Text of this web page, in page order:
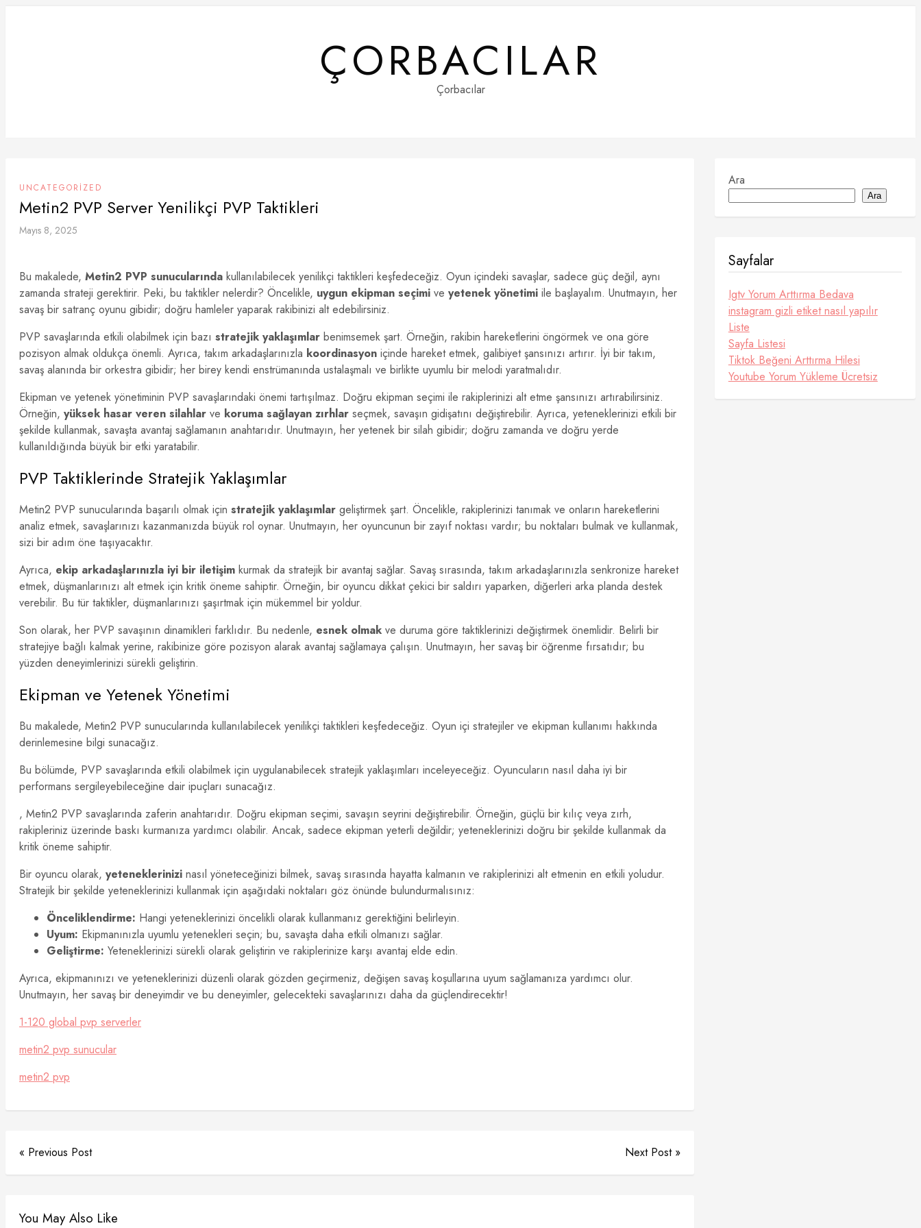
ÇORBACILAR
Çorbacılar
UNCATEGORIZED
Metin2 PVP Server Yenilikçi PVP Taktikleri
Mayıs 8, 2025
Bu makalede, Metin2 PVP sunucularında kullanılabilecek yenilikçi taktikleri keşfedeceğiz. Oyun içindeki savaşlar, sadece güç değil, aynı
zamanda strateji gerektirir. Peki, bu taktikler nelerdir? Öncelikle, uygun ekipman seçimi ve yetenek yönetimi ile başlayalım. Unutmayın, her
savaş bir satranç oyunu gibidir; doğru hamleler yaparak rakibinizi alt edebilirsiniz.
PVP savaşlarında etkili olabilmek için bazı stratejik yaklaşımlar benimsemek şart. Örneğin, rakibin hareketlerini öngörmek ve ona göre
pozisyon almak oldukça önemli. Ayrıca, takım arkadaşlarınızla koordinasyon içinde hareket etmek, galibiyet şansınızı artırır. İyi bir takım,
savaş alanında bir orkestra gibidir; her birey kendi enstrümanında ustalaşmalı ve birlikte uyumlu bir melodi yaratmalıdır.
Ekipman ve yetenek yönetiminin PVP savaşlarındaki önemi tartışılmaz. Doğru ekipman seçimi ile rakiplerinizi alt etme şansınızı artırabilirsiniz.
Örneğin, yüksek hasar veren silahlar ve koruma sağlayan zırhlar seçmek, savaşın gidişatını değiştirebilir. Ayrıca, yeteneklerinizi etkili bir
şekilde kullanmak, savaşta avantaj sağlamanın anahtarıdır. Unutmayın, her yetenek bir silah gibidir; doğru zamanda ve doğru yerde
kullanıldığında büyük bir etki yaratabilir.
PVP Taktiklerinde Stratejik Yaklaşımlar
Metin2 PVP sunucularında başarılı olmak için stratejik yaklaşımlar geliştirmek şart. Öncelikle, rakiplerinizi tanımak ve onların hareketlerini
analiz etmek, savaşlarınızı kazanmanızda büyük rol oynar. Unutmayın, her oyuncunun bir zayıf noktası vardır; bu noktaları bulmak ve kullanmak,
sizi bir adım öne taşıyacaktır.
Ayrıca, ekip arkadaşlarınızla iyi bir iletişim kurmak da stratejik bir avantaj sağlar. Savaş sırasında, takım arkadaşlarınızla senkronize hareket
etmek, düşmanlarınızı alt etmek için kritik öneme sahiptir. Örneğin, bir oyuncu dikkat çekici bir saldırı yaparken, diğerleri arka planda destek
verebilir. Bu tür taktikler, düşmanlarınızı şaşırtmak için mükemmel bir yoldur.
Son olarak, her PVP savaşının dinamikleri farklıdır. Bu nedenle, esnek olmak ve duruma göre taktiklerinizi değiştirmek önemlidir. Belirli bir
stratejiye bağlı kalmak yerine, rakibinize göre pozisyon alarak avantaj sağlamaya çalışın. Unutmayın, her savaş bir öğrenme fırsatıdır; bu
yüzden deneyimlerinizi sürekli geliştirin.
Ekipman ve Yetenek Yönetimi
Bu makalede, Metin2 PVP sunucularında kullanılabilecek yenilikçi taktikleri keşfedeceğiz. Oyun içi stratejiler ve ekipman kullanımı hakkında
derinlemesine bilgi sunacağız.
Bu bölümde, PVP savaşlarında etkili olabilmek için uygulanabilecek stratejik yaklaşımları inceleyeceğiz. Oyuncuların nasıl daha iyi bir
performans sergileyebileceğine dair ipuçları sunacağız.
, Metin2 PVP savaşlarında zaferin anahtarıdır. Doğru ekipman seçimi, savaşın seyrini değiştirebilir. Örneğin, güçlü bir kılıç veya zırh,
rakipleriniz üzerinde baskı kurmanıza yardımcı olabilir. Ancak, sadece ekipman yeterli değildir; yeteneklerinizi doğru bir şekilde kullanmak da
kritik öneme sahiptir.
Bir oyuncu olarak, yeteneklerinizi nasıl yöneteceğinizi bilmek, savaş sırasında hayatta kalmanın ve rakiplerinizi alt etmenin en etkili yoludur.
Stratejik bir şekilde yeteneklerinizi kullanmak için aşağıdaki noktaları göz önünde bulundurmalısınız:
Önceliklendirme: Hangi yeteneklerinizi öncelikli olarak kullanmanız gerektiğini belirleyin.
Uyum: Ekipmanınızla uyumlu yetenekleri seçin; bu, savaşta daha etkili olmanızı sağlar.
Geliştirme: Yeteneklerinizi sürekli olarak geliştirin ve rakiplerinize karşı avantaj elde edin.
Ayrıca, ekipmanınızı ve yeteneklerinizi düzenli olarak gözden geçirmeniz, değişen savaş koşullarına uyum sağlamanıza yardımcı olur.
Unutmayın, her savaş bir deneyimdir ve bu deneyimler, gelecekteki savaşlarınızı daha da güçlendirecektir!
1-120 global pvp serverler
metin2 pvp sunucular
metin2 pvp
« Previous Post Next Post »
You May Also Like
Ara
Ara
Sayfalar
Igtv Yorum Arttırma Bedava
instagram gizli etiket nasıl yapılır
Liste
Sayfa Listesi
Tiktok Beğeni Arttırma Hilesi
Youtube Yorum Yükleme Ücretsiz